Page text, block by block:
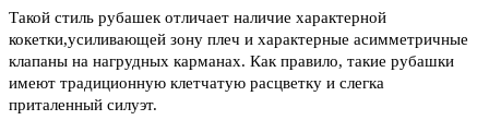
Такой стиль рубашек отличает наличие характерной
кокетки,усиливающей зону плеч и характерные асимметричные
клапаны на нагрудных карманах. Как правило, такие рубашки
имеют традиционную клетчатую расцветку и слегка
приталенный силуэт.